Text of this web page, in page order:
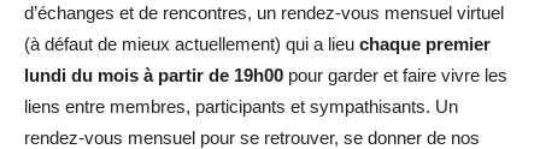
d’échanges et de rencontres, un rendez-vous mensuel virtuel
(à défaut de mieux actuellement) qui a lieu chaque premier
lundi du mois à partir de 19h00 pour garder et faire vivre les
liens entre membres, participants et sympathisants. Un
rendez-vous mensuel pour se retrouver, se donner de nos